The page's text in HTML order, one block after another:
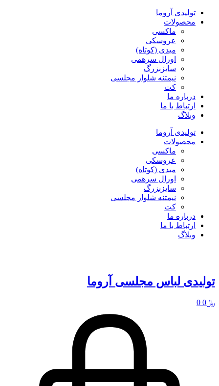
پرش
تولیدی آروما
محصولات
ماکسی
عروسکی
میدی (کوتاه)
اورال سرهمی
سایزبزرگ
نیمتنه شلوار مجلسی
کت
درباره ما
ارتباط با ما
وبلاگ
تولیدی آروما
محصولات
ماکسی
عروسکی
میدی (کوتاه)
اورال سرهمی
سایزبزرگ
نیمتنه شلوار مجلسی
کت
درباره ما
ارتباط با ما
وبلاگ
تولیدی لباس مجلسی آروما
﷼0
0